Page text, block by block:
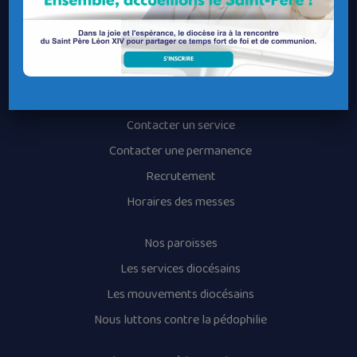
Le Diocèse de Quimper et Léon
Contacter le Diocèse
Contacter un service
Contacter une permanence
Recrutement
Horaires des messes
Nos paroisses
Les services diocésains
Les mouvements diocésains
Nous luttons contre la pédophilie